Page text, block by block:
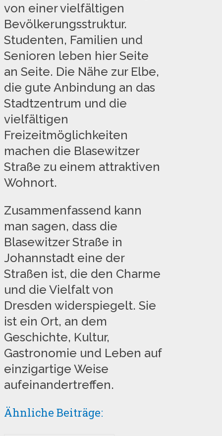
von einer vielfältigen
Bevölkerungsstruktur.
Studenten, Familien und
Senioren leben hier Seite
an Seite. Die Nähe zur Elbe,
die gute Anbindung an das
Stadtzentrum und die
vielfältigen
Freizeitmöglichkeiten
machen die Blasewitzer
Straße zu einem attraktiven
Wohnort.
Zusammenfassend kann
man sagen, dass die
Blasewitzer Straße in
Johannstadt eine der
Straßen ist, die den Charme
und die Vielfalt von
Dresden widerspiegelt. Sie
ist ein Ort, an dem
Geschichte, Kultur,
Gastronomie und Leben auf
einzigartige Weise
aufeinandertreffen.
Ähnliche Beiträge: